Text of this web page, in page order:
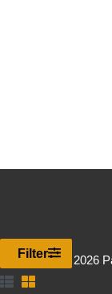
Filter
Copyright © 2026